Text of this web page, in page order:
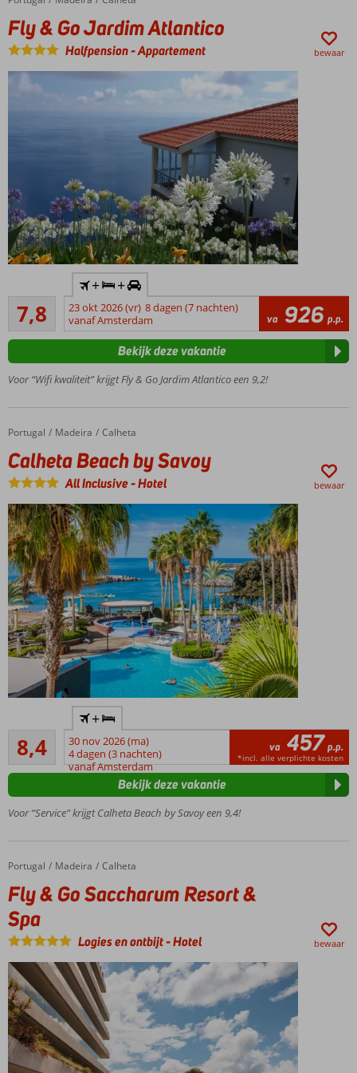
met
prachtig
Halfpension
Fly & Go Jardim Atlantico
Halfpension-Appartement bewaar
Prachtige
uitzichten
Gelegen
in een
groene
Oase
van
In de sauna
helemaal
7,8
Goed
5
beoordelingen
+ +
23 okt 2026 (vr) 8 dagen (7 nachten)
vanaf Amsterdam
va 926 p.p.
Voor “Wifi kwaliteit” krijgt Fly & Go Jardim Atlantico een 9,2!
Bekijk deze vakantie
Home
Portugal Madeira Calheta
Calheta Beach by Savoy
Calheta Beach by Savoy
All Inclusive-Hotel bewaar
Familiehotel
kidsclub
Direct
aan
voor
oud
Meerdere
zwembaden
Genieten
o.b.v. All
Inclusive
8,4Zeer goed
5
beoordelingen
+
30 nov 2026 (ma)
4 dagen (3 nachten)
vanaf Amsterdam
va 457 p.p.
*incl. alle verplichte kosten
Voor “Service” krijgt Calheta Beach by Savoy een 9,4!
Bekijk deze vakantie
Home
Portugal Madeira Calheta
Fly & Go Saccharum Resort & Spa
Fly & Go Saccharum Resort &
Spa
Logies en ontbijt-Hotel bewaar